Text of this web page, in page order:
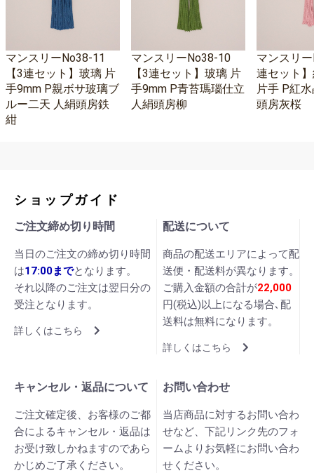
マンスリーNo38-11
【3連セット】玻璃 片
手9mm P親ボサ玻璃ブ
ルー二天 人絹頭房鉄
紺
マンスリーNo38-10
【3連セット】玻璃 片
手9mm P青苔瑪瑙仕立
人絹頭房柳
マンスリ
連セット
片手 P紅
頭房灰桜
ショップガイド
ご注文締め切り時間
当日のご注文の締め切り時間
は17:00までとなります。
それ以降のご注文は翌日分の
受注となります。
詳しくはこちら
配送について
商品の配送エリアによって配
送便・配送料が異なります。
ご購入金額の合計が22,000
円(税込)以上になる場合､配
送料は無料になります。
詳しくはこちら
キャンセル・返品について
ご注文確定後、お客様のご都
合によるキャンセル・返品は
お受け致しかねますのであら
かじめご了承ください。
お問い合わせ
当店商品に対するお問い合わ
せなど、下記リンク先のフォ
ームよりお気軽にお問い合わ
せください。